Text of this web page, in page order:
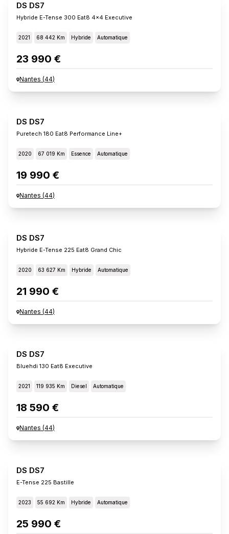
DS DS7
Hybride E-Tense 300 Eat8 4x4 Executive
2021 68 442 Km Hybride Automatique
23 990 €
Nantes (44)
DS DS7
Puretech 180 Eat8 Performance Line+
2020 67 019 Km Essence Automatique
19 990 €
Nantes (44)
DS DS7
Hybride E-Tense 225 Eat8 Grand Chic
2020 63 627 Km Hybride Automatique
21 990 €
Nantes (44)
DS DS7
Bluehdi 130 Eat8 Executive
2021 119 935 Km Diesel Automatique
18 590 €
Nantes (44)
DS DS7
E-Tense 225 Bastille
2023 55 692 Km Hybride Automatique
25 990 €